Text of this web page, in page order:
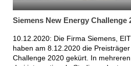
Siemens New Energy Challenge
10.12.2020: Die Firma Siemens,
haben am 8.12.2020 die
Challenge 2020 gekürt. In